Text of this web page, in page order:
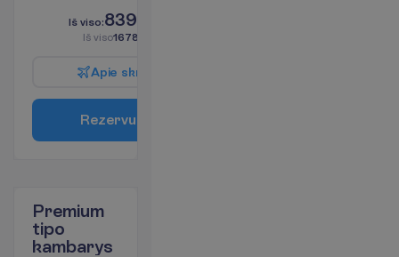
Iš viso:839.00
Iš viso1678.00
Apie skr
Rezervu
Premium
tipo
kambarys